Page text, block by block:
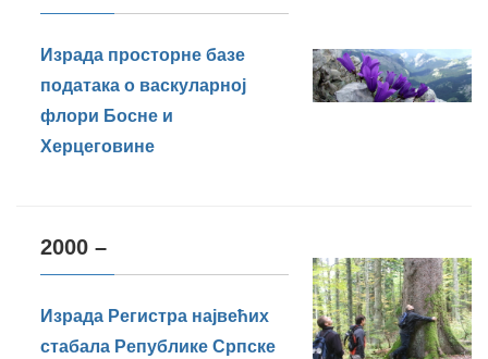
Израда просторне базе
података о васкуларној
флори Босне и
Херцеговине
2000 –
Израда Регистра највећих
стабала Републике Српске